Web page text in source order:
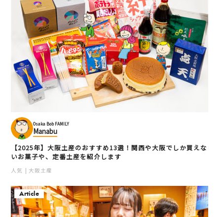
Osaka Bob FAMILY
Manabu
【2025年】大阪土産のおすすめ13選！関西や大阪でしか買えな
いお菓子や、定番土産を紹介します
人気 大阪土産
Article